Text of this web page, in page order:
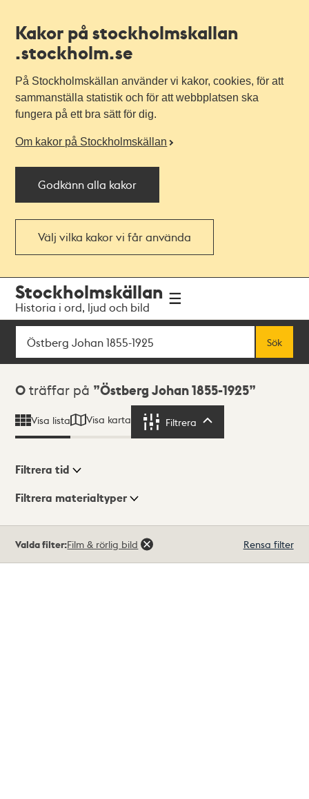
Kakor på stockholmskallan
.stockholm.se
På Stockholmskällan använder vi kakor, cookies, för att
sammanställa statistik och för att webbplatsen ska
fungera på ett bra sätt för dig.
Om kakor på Stockholmskällan
Godkänn alla kakor
Välj vilka kakor vi får använda
navigationen
huvudinnehållet
Stockholmskällan
Historia i ord, ljud och bild
Sök
Sök
Sökresultat
0 träffar på Östberg Johan 1855-1925
Visa lista Visa karta Filtrera
Visningsläge
Filtrera tid
Filtrera materialtyper
träffar
Valda filter:Film & rörlig bild Rensa filter